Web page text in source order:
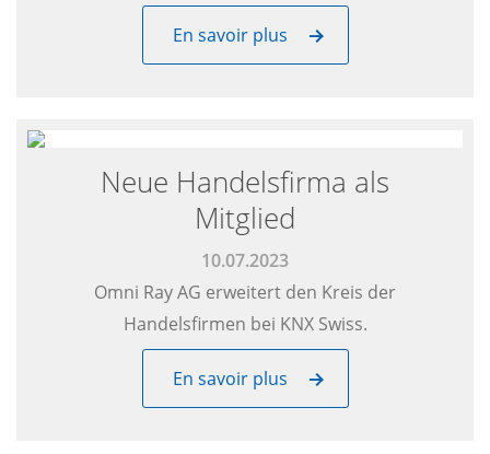
En savoir plus
Neue Handelsfirma als
Mitglied
10.07.2023
Omni Ray AG erweitert den Kreis der
Handelsfirmen bei KNX Swiss.
En savoir plus